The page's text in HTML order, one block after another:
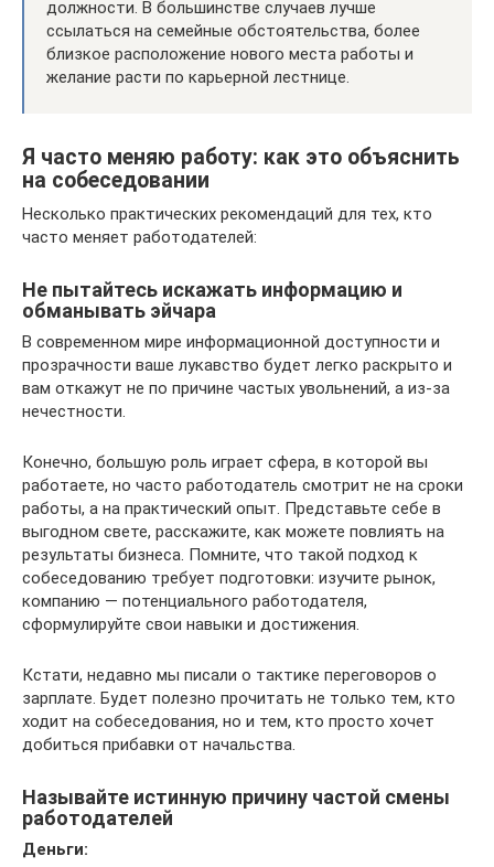
должности. В большинстве случаев лучше
ссылаться на семейные обстоятельства, более
близкое расположение нового места работы и
желание расти по карьерной лестнице.
Я часто меняю работу: как это объяснить
на собеседовании
Несколько практических рекомендаций для тех, кто
часто меняет работодателей:
Не пытайтесь искажать информацию и
обманывать эйчара
В современном мире информационной доступности и
прозрачности ваше лукавство будет легко раскрыто и
вам откажут не по причине частых увольнений, а из-за
нечестности.
Конечно, большую роль играет сфера, в которой вы
работаете, но часто работодатель смотрит не на сроки
работы, а на практический опыт. Представьте себе в
выгодном свете, расскажите, как можете повлиять на
результаты бизнеса. Помните, что такой подход к
собеседованию требует подготовки: изучите рынок,
компанию — потенциального работодателя,
сформулируйте свои навыки и достижения.
Кстати, недавно мы писали о тактике переговоров о
зарплате. Будет полезно прочитать не только тем, кто
ходит на собеседования, но и тем, кто просто хочет
добиться прибавки от начальства.
Называйте истинную причину частой смены
работодателей
Деньги: